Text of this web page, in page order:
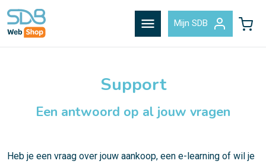
menu Mijn SDB
Support
Een antwoord op al jouw vragen
Heb je een vraag over jouw aankoop, een e-learning of wil je